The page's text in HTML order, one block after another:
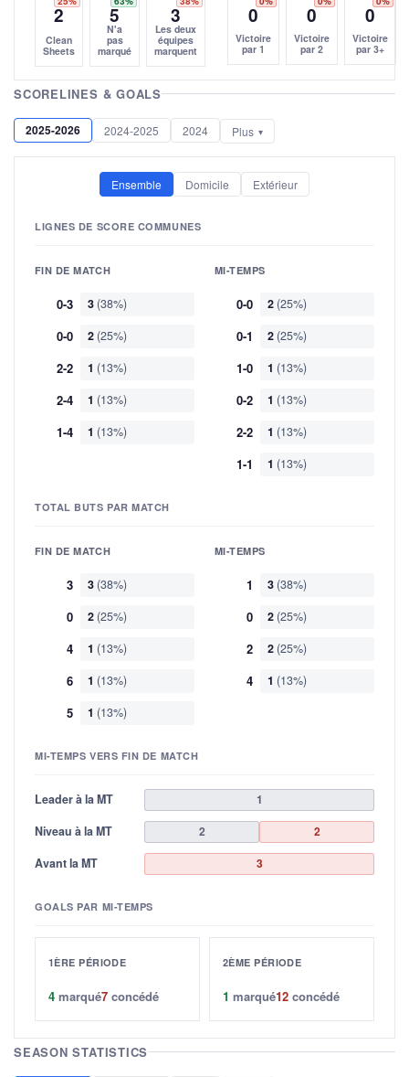
2
Clean
Sheets
5
N'a
pas
marqué
3
Les deux
équipes
marquent
0
Victoire
par 1
0
Victoire
par 2
0
Victoire
par 3+
SCORELINES & GOALS
2025-2026 2024-2025 2024 Plus
Ensemble Domicile Extérieur
LIGNES DE SCORE COMMUNES
FIN DE MATCH
0-3 3 (38%)
0-0 2 (25%)
2-2 1 (13%)
2-4 1 (13%)
1-4 1 (13%)
MI-TEMPS
0-0 2 (25%)
0-1 2 (25%)
1-0 1 (13%)
0-2 1 (13%)
2-2 1 (13%)
1-1 1 (13%)
TOTAL BUTS PAR MATCH
FIN DE MATCH
3 3 (38%)
0 2 (25%)
4 1 (13%)
6 1 (13%)
5 1 (13%)
MI-TEMPS
1 3 (38%)
0 2 (25%)
2 2 (25%)
4 1 (13%)
MI-TEMPS VERS FIN DE MATCH
Leader à la MT
1
Niveau à la MT
2
2
Avant la MT
3
GOALS PAR MI-TEMPS
1ÈRE PÉRIODE
4 marqué7 concédé
2ÈME PÉRIODE
1 marqué12 concédé
SEASON STATISTICS